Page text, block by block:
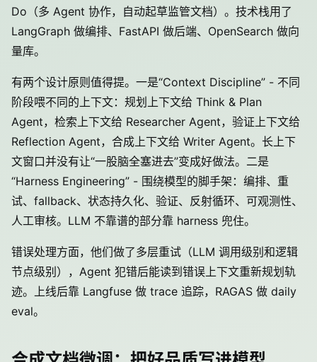
Do（多 Agent 协作，自动起草监管文档）。技术栈用了
LangGraph 做编排、FastAPI 做后端、OpenSearch 做向
量库。
有两个设计原则值得提。一是“Context Discipline” - 不同
阶段喂不同的上下文：规划上下文给 Think & Plan
Agent，检索上下文给 Researcher Agent，验证上下文给
Reflection Agent，合成上下文给 Writer Agent。长上下
文窗口并没有让“一股脑全塞进去”变成好做法。二是
“Harness Engineering” - 围绕模型的脚手架：编排、重
试、fallback、状态持久化、验证、反射循环、可观测性、
人工审核。LLM 不靠谱的部分靠 harness 兜住。
错误处理方面，他们做了多层重试（LLM 调用级别和逻辑
节点级别），Agent 犯错后能读到错误上下文重新规划轨
迹。上线后靠 Langfuse 做 trace 追踪，RAGAS 做 daily
eval。